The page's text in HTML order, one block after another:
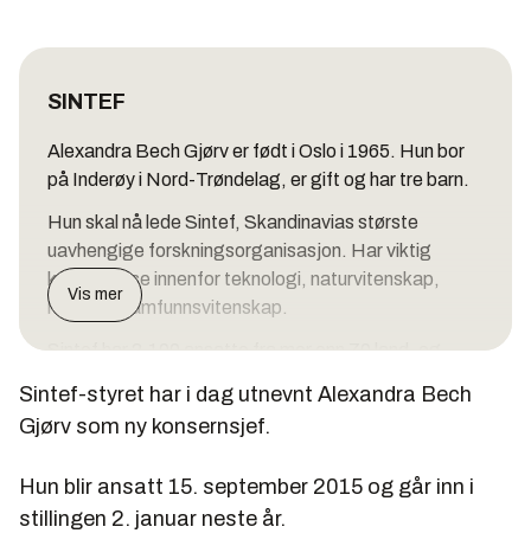
SINTEF
Alexandra Bech Gjørv er født i Oslo i 1965. Hun bor
på Inderøy i Nord-Trøndelag, er gift og har tre barn.
Hun skal nå lede Sintef, Skandinavias største
uavhengige forskningsorganisasjon. Har viktig
kompetanse innenfor teknologi, naturvitenskap,
helse og samfunnsvitenskap.
Sintef har 2.100 ansatte fra mer enn 70 land, og
Vis mer
Sintef-styret har i dag utnevnt Alexandra Bech
Gjørv som ny konsernsjef.
Hun blir ansatt 15. september 2015 og går inn i
stillingen 2. januar neste år.